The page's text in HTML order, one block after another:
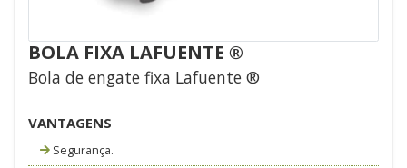
BOLA FIXA LAFUENTE ®
Bola de engate fixa Lafuente ®
VANTAGENS
Segurança.